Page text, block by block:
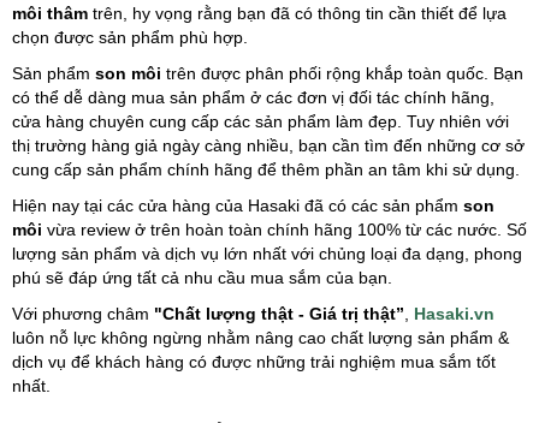
môi thâm trên, hy vọng rằng bạn đã có thông tin cần thiết để lựa
chọn được sản phẩm phù hợp.
Sản phẩm son môi trên được phân phối rộng khắp toàn quốc. Bạn
có thể dễ dàng mua sản phẩm ở các đơn vị đối tác chính hãng,
cửa hàng chuyên cung cấp các sản phẩm làm đẹp. Tuy nhiên với
thị trường hàng giả ngày càng nhiều, bạn cần tìm đến những cơ sở
cung cấp sản phẩm chính hãng để thêm phần an tâm khi sử dụng.
Hiện nay tại các cửa hàng của Hasaki đã có các sản phẩm son
môi vừa review ở trên hoàn toàn chính hãng 100% từ các nước. Số
lượng sản phẩm và dịch vụ lớn nhất với chủng loại đa dạng, phong
phú sẽ đáp ứng tất cả nhu cầu mua sắm của bạn.
Với phương châm "Chất lượng thật - Giá trị thật”
Hasaki.vn
luôn nỗ lực không ngừng nhằm nâng cao chất lượng sản phẩm &
dịch vụ để khách hàng có được những trải nghiệm mua sắm tốt
nhất.